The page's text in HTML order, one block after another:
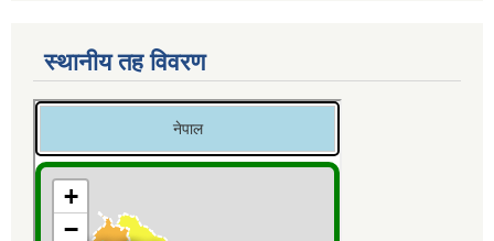
स्थानीय तह विवरण